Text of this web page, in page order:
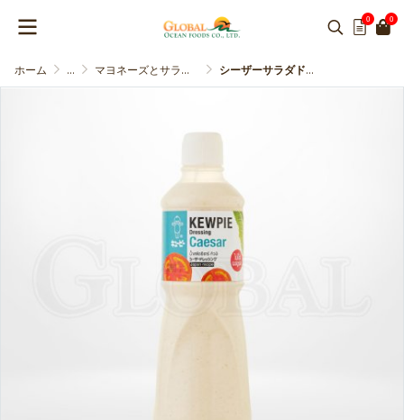
0 0
ホーム ... マヨネーズとサラダドレッシング シーザーサラダドレッシング (キューピー)